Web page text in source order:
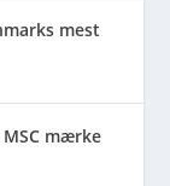
mest
mærke